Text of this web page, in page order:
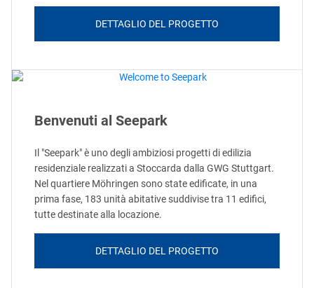
DETTAGLIO DEL PROGETTO
Benvenuti al Seepark
Il "Seepark" è uno degli ambiziosi progetti di edilizia
residenziale realizzati a Stoccarda dalla GWG Stuttgart.
Nel quartiere Möhringen sono state edificate, in una
prima fase, 183 unità abitative suddivise tra 11 edifici,
tutte destinate alla locazione.
DETTAGLIO DEL PROGETTO